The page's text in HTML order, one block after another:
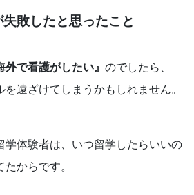
敗したと思ったこと
外で看護がしたい』 のでしたら、
を遠ざけてしまうかもしれません。
学体験者は、いつ留学したらいいの
からです。